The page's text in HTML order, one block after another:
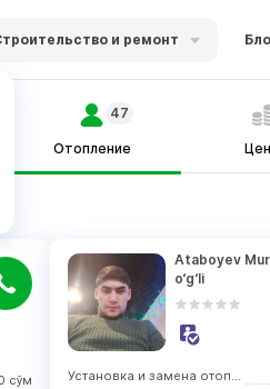
и ремонт
Отопление
47
сўм
Ataboyev
o‘g‘li
Установка и замена отопительного оборудования